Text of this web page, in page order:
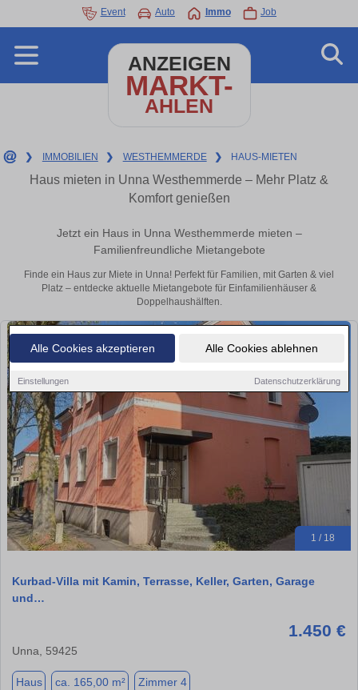
Alle Cookies akzeptieren Alle Cookies ablehnen
Einstellungen Datenschutzerklärung
Event Auto Immo Job
ANZEIGEN
MARKT-
AHLEN
❯ IMMOBILIEN ❯ WESTHEMMERDE ❯ HAUS-MIETEN
Haus mieten in Unna Westhemmerde – Mehr Platz &
Komfort genießen
Jetzt ein Haus in Unna Westhemmerde mieten –
Familienfreundliche Mietangebote
Finde ein Haus zur Miete in Unna! Perfekt für Familien, mit Garten & viel
Platz – entdecke aktuelle Mietangebote für Einfamilienhäuser &
Doppelhaushälften.
1 / 18
Kurbad-Villa mit Kamin, Terrasse, Keller, Garten, Garage
und…
1.450 €
Unna, 59425
Haus ca. 165,00 m² Zimmer 4